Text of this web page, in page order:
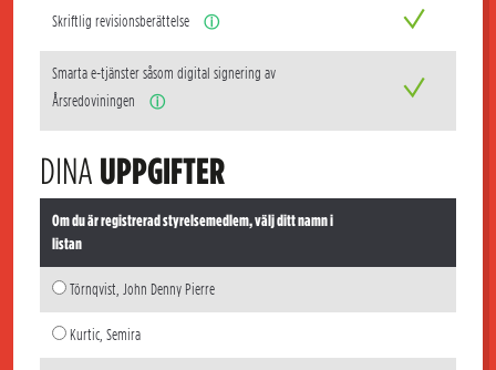
Skriftlig revisionsberättelse ⓘ
Smarta e-tjänster såsom digital signering av
Årsredoviningen
ⓘ
DINA UPPGIFTER
Om du är registrerad styrelsemedlem, välj ditt namn i
listan
Törnqvist, John Denny Pierre
Kurtic, Semira